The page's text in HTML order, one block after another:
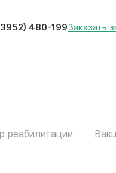
480-199Заказать
реабилитации